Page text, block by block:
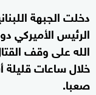
دخلت الجبهة
الرئيس الأميركي
الله على وقف
خلال ساعات قليلة
صعبا.